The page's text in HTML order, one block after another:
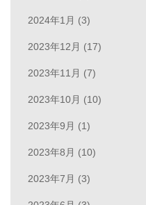
2024年1月 (3)
2023年12月 (17)
2023年11月 (7)
2023年10月 (10)
2023年9月 (1)
2023年8月 (10)
2023年7月 (3)